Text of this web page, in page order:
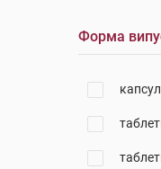
Форма